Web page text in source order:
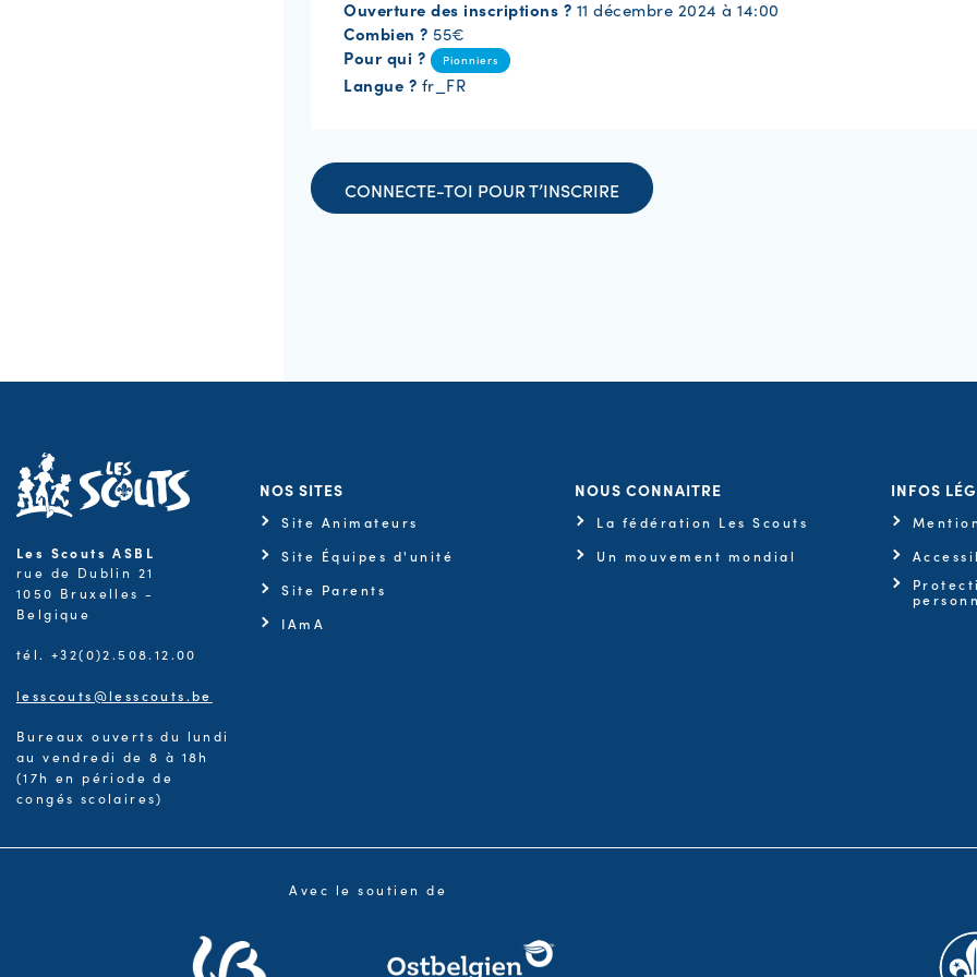
Ouverture des inscriptions ? 11 décembre 2024 à 14:00
Combien ? 55€
Pour qui ? Pionniers
Langue ? fr_FR
CONNECTE-TOI POUR T’INSCRIRE
Les Scouts ASBL
rue de Dublin 21
1050 Bruxelles -
Belgique
tél. +32(0)2.508.12.00
lesscouts@lesscouts.be
Bureaux ouverts du lundi
au vendredi de 8 à 18h
(17h en période de
congés scolaires)
NOS SITES
Site Animateurs
Site Équipes d'unité
Site Parents
IAmA
NOUS CONNAITRE
La fédération Les Scouts
Un mouvement mondial
INFOS
Avec le soutien de